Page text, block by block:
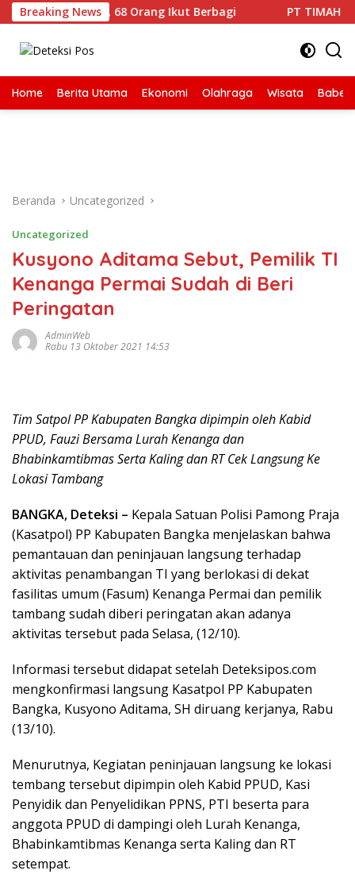
Langsung
ke
konten
Breaking News
PT TIMAH, 68 Orang Ikut Berbagi PT TIMAH
Home Berita Utama Ekonomi Olahraga Wisata Babel
Beranda Uncategorized
Uncategorized
Kusyono Aditama Sebut, Pemilik TI
Kenanga Permai Sudah di Beri
Peringatan
AdminWeb
Rabu 13 Oktober 2021 14:53
Tim Satpol PP Kabupaten Bangka dipimpin oleh Kabid
PPUD, Fauzi Bersama Lurah Kenanga dan
Bhabinkamtibmas Serta Kaling dan RT Cek Langsung Ke
Lokasi Tambang
BANGKA, Deteksi – Kepala Satuan Polisi Pamong Praja
(Kasatpol) PP Kabupaten Bangka menjelaskan bahwa
pemantauan dan peninjauan langsung terhadap
aktivitas penambangan TI yang berlokasi di dekat
fasilitas umum (Fasum) Kenanga Permai dan pemilik
tambang sudah diberi peringatan akan adanya
aktivitas tersebut pada Selasa, (12/10).
Informasi tersebut didapat setelah Deteksipos.com
mengkonfirmasi langsung Kasatpol PP Kabupaten
Bangka, Kusyono Aditama, SH diruang kerjanya, Rabu
(13/10).
Menurutnya, Kegiatan peninjauan langsung ke lokasi
tembang tersebut dipimpin oleh Kabid PPUD, Kasi
Penyidik dan Penyelidikan PPNS, PTI beserta para
anggota PPUD di dampingi oleh Lurah Kenanga,
Bhabinkamtibmas Kenanga serta Kaling dan RT
setempat.